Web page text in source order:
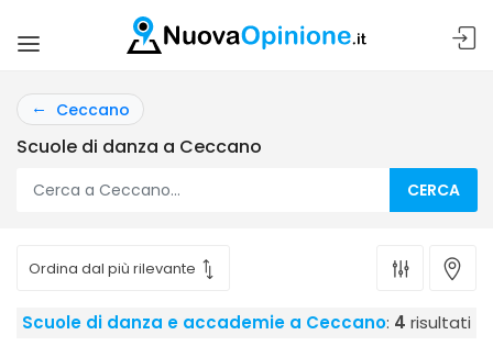
Ceccano
Scuole di danza a Ceccano
CERCA
Scuole di danza e accademie a Ceccano: 4 risultati